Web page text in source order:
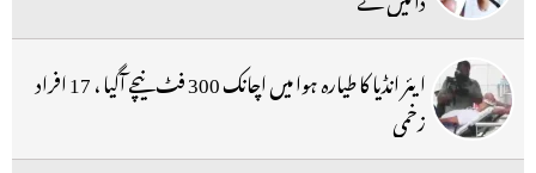
ایئر انڈیا کا طیارہ ہوا میں اچانک 300 فٹ نیچے آگیا ، 17 افراد
زخمی